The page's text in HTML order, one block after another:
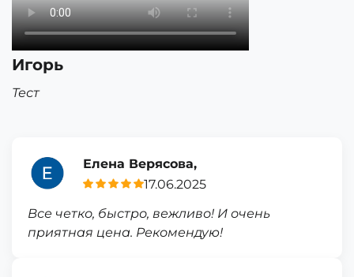
Игорь
Тест
Елена Верясова,
17.06.2025
Все четко, быстро, вежливо! И очень
приятная цена. Рекомендую!